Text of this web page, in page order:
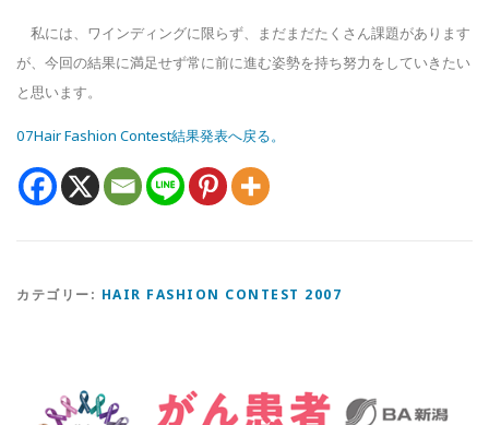
私には、ワインディングに限らず、まだまだたくさん課題があります
が、今回の結果に満足せず常に前に進む姿勢を持ち努力をしていきたい
と思います。
07Hair Fashion Contest結果発表へ戻る。
カテゴリー: HAIR FASHION CONTEST 2007